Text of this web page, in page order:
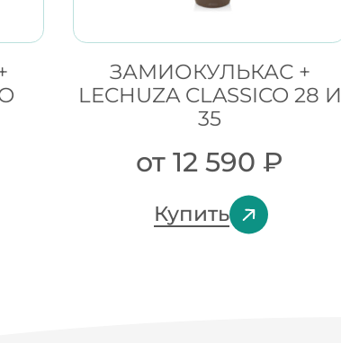
ЗАМИОКУЛЬКАС +
LECHUZA CLASSICO 28 И
35
от12 590 ₽
Купить